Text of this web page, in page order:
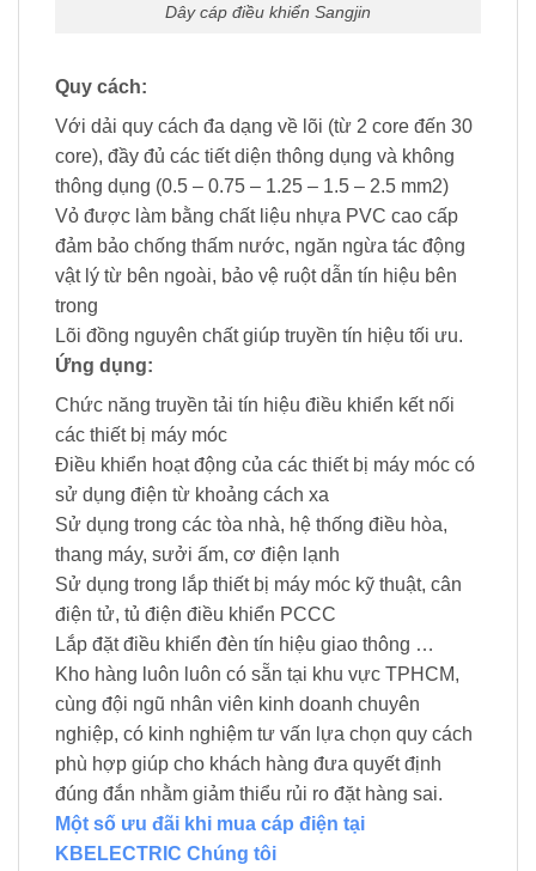
Dây cáp điều khiển Sangjin
Quy cách:
Với dải quy cách đa dạng về lõi (từ 2 core đến 30
core), đầy đủ các tiết diện thông dụng và không
thông dụng (0.5 – 0.75 – 1.25 – 1.5 – 2.5 mm2)
Vỏ được làm bằng chất liệu nhựa PVC cao cấp
đảm bảo chống thấm nước, ngăn ngừa tác động
vật lý từ bên ngoài, bảo vệ ruột dẫn tín hiệu bên
trong
Lõi đồng nguyên chất giúp truyền tín hiệu tối ưu.
Ứng dụng:
Chức năng truyền tải tín hiệu điều khiển kết nối
các thiết bị máy móc
Điều khiển hoạt động của các thiết bị máy móc có
sử dụng điện từ khoảng cách xa
Sử dụng trong các tòa nhà, hệ thống điều hòa,
thang máy, sưởi ấm, cơ điện lạnh
Sử dụng trong lắp thiết bị máy móc kỹ thuật, cân
điện tử, tủ điện điều khiển PCCC
Lắp đặt điều khiển đèn tín hiệu giao thông …
Kho hàng luôn luôn có sẵn tại khu vực TPHCM,
cùng đội ngũ nhân viên kinh doanh chuyên
nghiệp, có kinh nghiệm tư vấn lựa chọn quy cách
phù hợp giúp cho khách hàng đưa quyết định
đúng đắn nhằm giảm thiểu rủi ro đặt hàng sai.
Một số ưu đãi khi mua cáp điện tại
KBELECTRIC Chúng tôi